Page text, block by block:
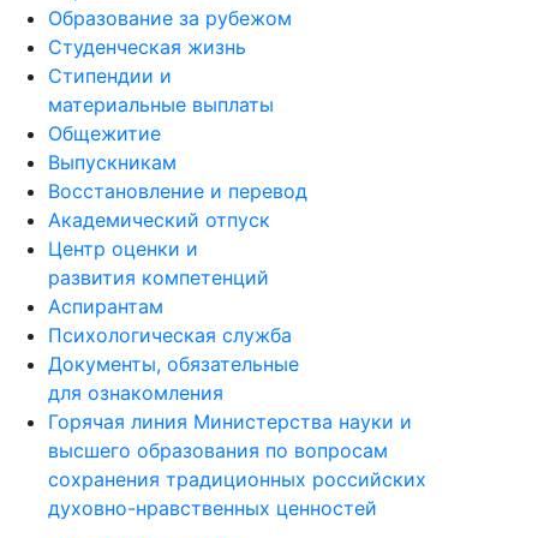
Образование за рубежом
Студенческая жизнь
Стипендии и
материальные выплаты
Общежитие
Выпускникам
Восстановление и перевод
Академический отпуск
Центр оценки и
развития компетенций
Аспирантам
Психологическая служба
Документы, обязательные
для ознакомления
Горячая линия Министерства науки и
высшего образования по вопросам
сохранения традиционных российских
духовно-нравственных ценностей